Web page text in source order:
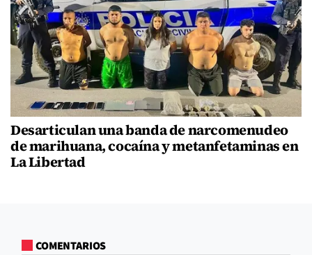
Desarticulan una banda de narcomenudeo
de marihuana, cocaína y metanfetaminas en
La Libertad
COMENTARIOS